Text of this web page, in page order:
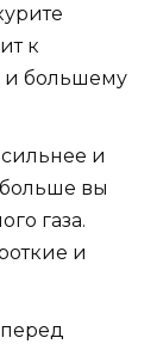
к
и большему
и
вы
газа.
и
перед